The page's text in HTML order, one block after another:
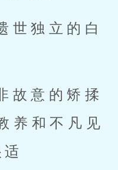
养和不凡见
适